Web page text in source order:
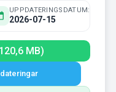
UPPDATERINGSDATUM:
2026-07-15
MB)